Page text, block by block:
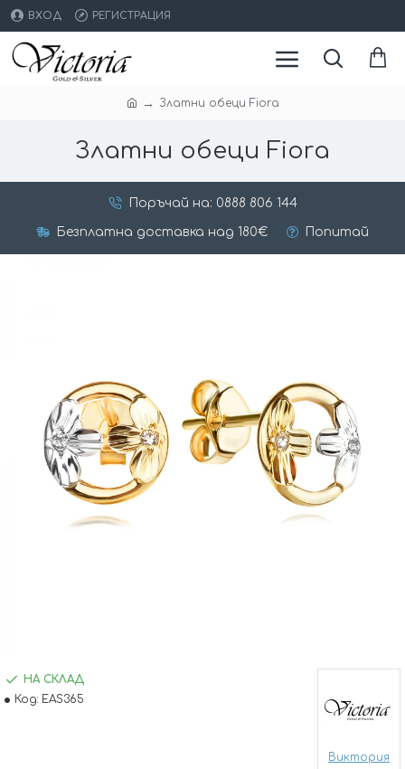
ВХОД РЕГИСТРАЦИЯ
Златни обеци Fiora
Златни обеци Fiora
Поръчай на: 0888 806 144
Безплатна доставка над 180€ Попитай
НА СКЛАД
Код: EAS365
Виктория